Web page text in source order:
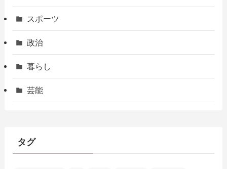
スポーツ
政治
暮らし
芸能
タグ